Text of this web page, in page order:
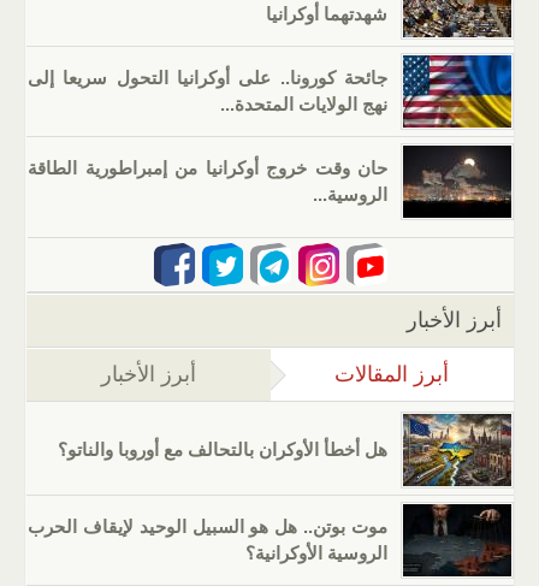
شهدتهما أوكرانيا
جائحة كورونا.. على أوكرانيا التحول سريعا إلى
نهج الولايات المتحدة...
حان وقت خروج أوكرانيا من إمبراطورية الطاقة
الروسية...
أبرز الأخبار
أبرز المقالات (علامة التبويب النشطة)
أبرز الأخبار
هل أخطأ الأوكران بالتحالف مع أوروبا والناتو؟
موت بوتن.. هل هو السبيل الوحيد لإيقاف الحرب
الروسية الأوكرانية؟